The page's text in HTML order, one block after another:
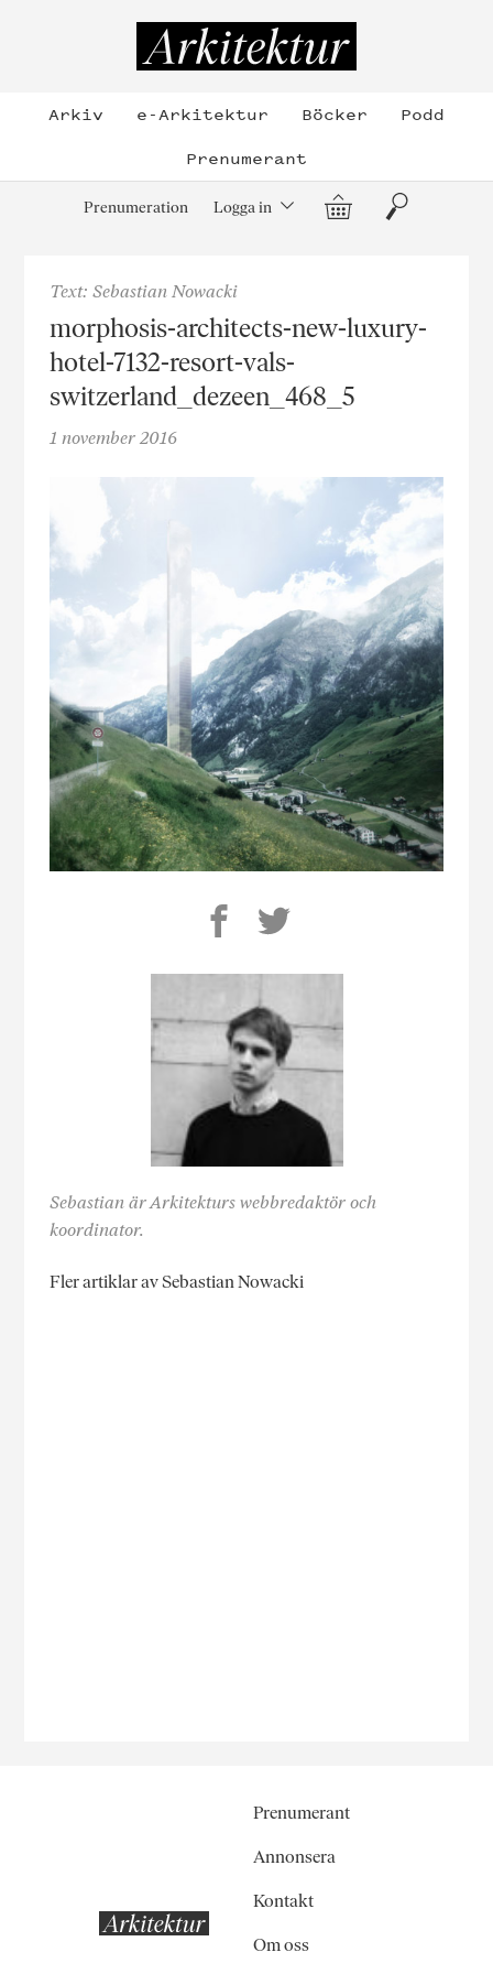
Arkiv e-Arkitektur Böcker
Podd
Prenumerant
Prenumeration Logga in Varukorg
Sök
Text: Sebastian Nowacki
morphosis-architects-new-luxury-
hotel-7132-resort-vals-
switzerland_dezeen_468_5
1 november 2016
Sebastian är Arkitekturs webbredaktör och
koordinator.
Fler artiklar av Sebastian Nowacki
Prenumerant
Annonsera
Kontakt
Om oss